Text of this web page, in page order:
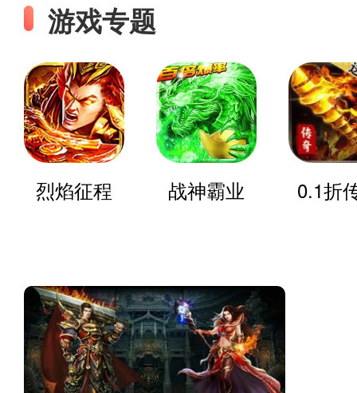
游戏专题
烈焰征程 战神霸业 0.1折